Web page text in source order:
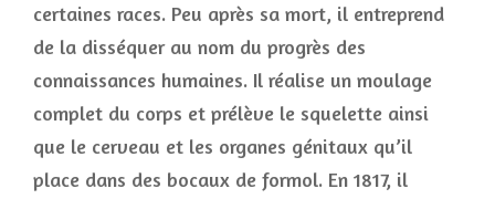
certaines races. Peu après sa mort, il entreprend
de la disséquer au nom du progrès des
connaissances humaines. Il réalise un moulage
complet du corps et prélève le squelette ainsi
que le cerveau et les organes génitaux qu’il
place dans des bocaux de formol. En 1817, il